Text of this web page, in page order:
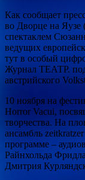
Как сообщает
во Дворце на Яузе
спектаклем
ведущих
тут в особый
Журнал ТЕАТР.
австрийского
10 ноября на
Horror Vacui,
творчества. На
ансамбль
программе –
Райнхольда
Дмитрия